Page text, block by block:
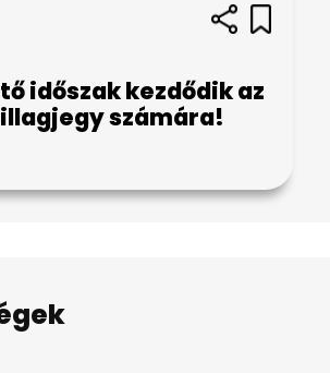
időszak kezdődik az
számára!